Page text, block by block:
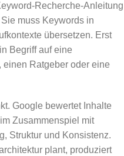
Recherche-Anleitung
muss Keywords in
übersetzen. Erst
Begriff auf eine
Ratgeber oder eine
Google bewertet Inhalte
Zusammenspiel mit
Struktur und Konsistenz.
plant, produziert